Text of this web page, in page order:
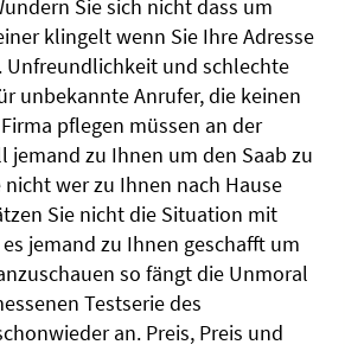
Sie sich nicht dass um
klingelt wenn Sie Ihre Adresse
Unfreundlichkeit und schlechte
unbekannte Anrufer, die keinen
pflegen müssen an der
jemand zu Ihnen um den Saab zu
nicht wer zu Ihnen nach Hause
Sie nicht die Situation mit
jemand zu Ihnen geschafft um
so fängt die Unmoral
Testserie des
an. Preis, Preis und